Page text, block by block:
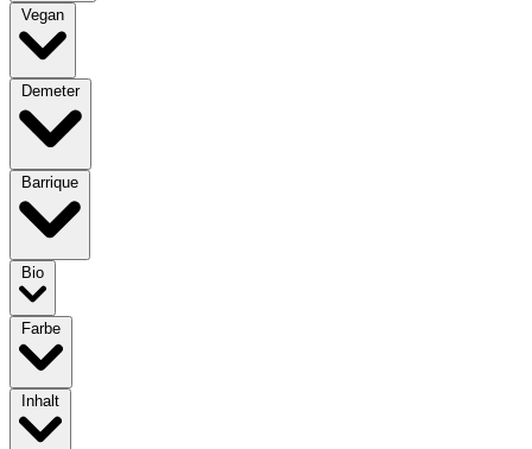
Vegan
Demeter
Barrique
Bio
Farbe
Inhalt